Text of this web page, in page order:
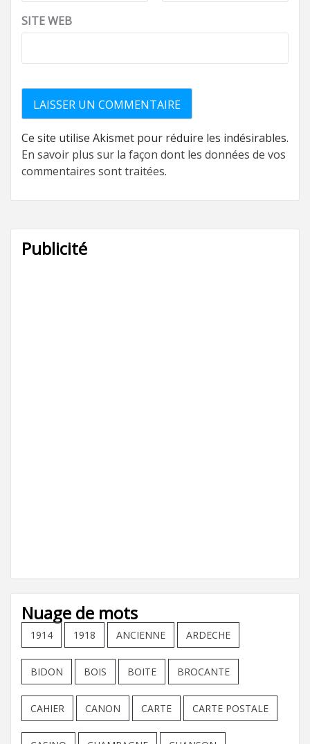
SITE WEB
Ce site utilise Akismet pour réduire les indésirables.
En savoir plus sur la façon dont les données de vos
commentaires sont traitées.
Publicité
Nuage de mots
1914 1918 ANCIENNE ARDECHE
BIDON BOIS BOITE BROCANTE
CAHIER CANON CARTE CARTE POSTALE